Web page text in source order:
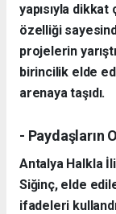
yapısıyla
özelliği
projelerin
birincilik elde
arenaya taşıdı.
- Paydaşların
Antalya Halkla
Siğinç, elde
ifadeleri